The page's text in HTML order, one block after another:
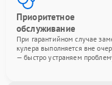
Приоритетное
обслуживание
При гарантийном случае
кулера выполняется вне
— быстро устраняем